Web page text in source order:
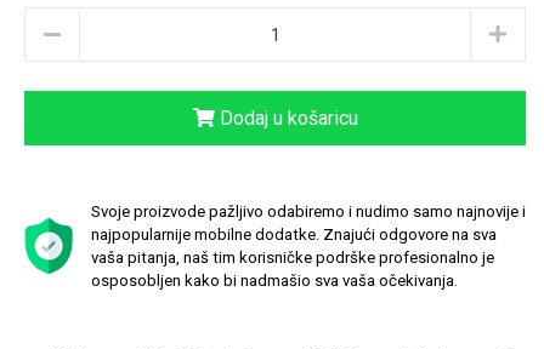
Dodaj u košaricu
Svoje proizvode pažljivo odabiremo i nudimo samo najnovije i
najpopularnije mobilne dodatke. Znajući odgovore na sva
vaša pitanja, naš tim korisničke podrške profesionalno je
osposobljen kako bi nadmašio sva vaša očekivanja.
Valentinovo